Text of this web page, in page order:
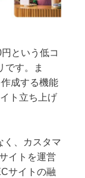
という低コ
です。ま
成する機能
ト立ち上げ
く、カスタマ
イトを運営
サイトの融